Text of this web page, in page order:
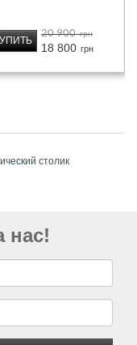
20 900 грн
18 800 грн
столик
нас!